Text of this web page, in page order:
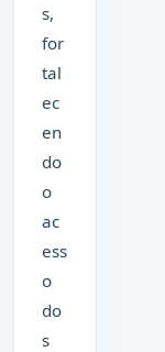
s,
for
tal
ec
en
do
o
ac
ess
o
do
s